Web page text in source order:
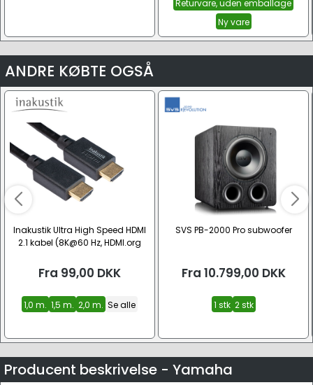
Returvare, uden emballage
Ny vare
ANDRE KØBTE OGSÅ
Inakustik Ultra High Speed HDMI
2.1 kabel (8K@60 Hz, HDMI.org
Fra 99,00 DKK
1,0 m. 1,5 m. 2,0 m. Se alle
SVS PB-2000 Pro subwoofer
Fra 10.799,00 DKK
1 stk 2 stk
Producent beskrivelse - Yamaha